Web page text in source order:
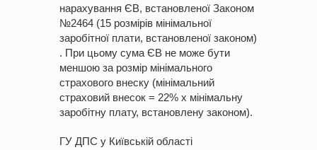
нарахування ЄВ, встановленої Законом
№2464 (15 розмірів мінімальної
заробітної плати, встановленої законом)
. При цьому сума ЄВ не може бути
меншою за розмір мінімального
страхового внеску (мінімальний
страховий внесок = 22% х мінімальну
заробітну плату, встановлену законом).
ГУ ДПС у Київській області